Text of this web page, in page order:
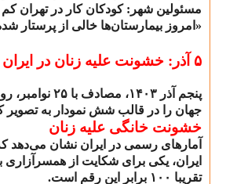
مسئولین شهر: کودکان کار در تهران
«امروز بیمارستان‌ها خالی از پرستار
۵ آذر: خشونت علیه زنان در ایران
پنجم آذر ۱۴۰۳، مصادف با ۲۵ نوامبر،
جهان را در قالب شش نمودار به
خشونت خانگی علیه زنان
آمارهای رسمی در ایران نشان می‌دهد
ایران، یکی برای شکایت از
تقریبا ۱۰۰ برابر این رقم است.